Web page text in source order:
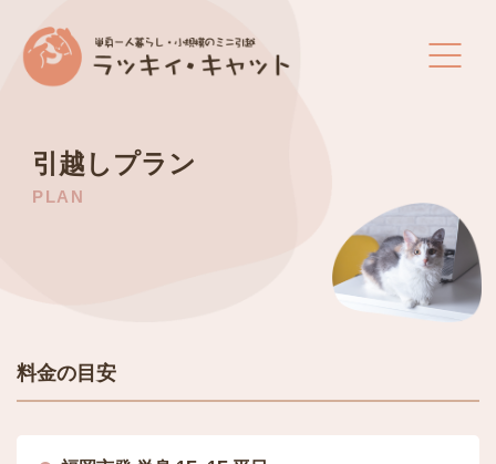
引越しプラン
安全に運ぶために
引越しプラン
PLAN
料金の目安